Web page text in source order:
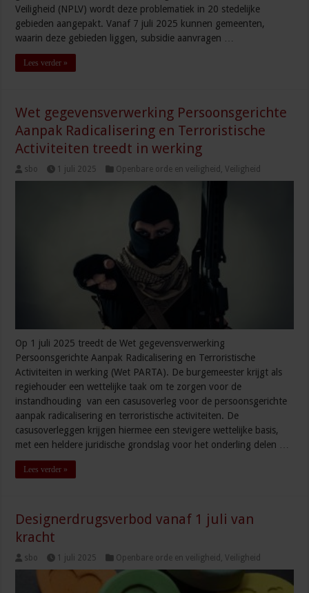
Veiligheid (NPLV) wordt deze problematiek in 20 stedelijke
gebieden aangepakt. Vanaf 7 juli 2025 kunnen gemeenten,
waarin deze gebieden liggen, subsidie aanvragen …
Lees verder »
Wet gegevensverwerking Persoonsgerichte
Aanpak Radicalisering en Terroristische
Activiteiten treedt in werking
sbo 1 juli 2025 Openbare orde en veiligheid ,Veiligheid
Op 1 juli 2025 treedt de Wet gegevensverwerking
Persoonsgerichte Aanpak Radicalisering en Terroristische
Activiteiten in werking (Wet PARTA). De burgemeester krijgt als
regiehouder een wettelijke taak om te zorgen voor de
instandhouding van een casusoverleg voor de persoonsgerichte
aanpak radicalisering en terroristische activiteiten. De
casusoverleggen krijgen hiermee een stevigere wettelijke basis,
met een heldere juridische grondslag voor het onderling delen …
Lees verder »
Designerdrugsverbod vanaf 1 juli van
kracht
sbo 1 juli 2025 Openbare orde en veiligheid ,Veiligheid